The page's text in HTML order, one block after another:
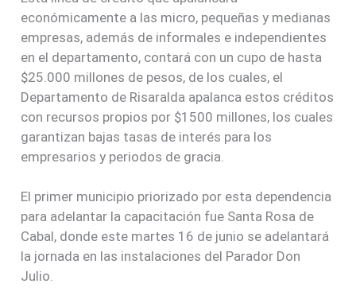
económicamente a las micro, pequeñas y medianas
empresas, además de informales e independientes
en el departamento, contará con un cupo de hasta
$25.000 millones de pesos, de los cuales, el
Departamento de Risaralda apalanca estos créditos
con recursos propios por $1500 millones, los cuales
garantizan bajas tasas de interés para los
empresarios y periodos de gracia.
El primer municipio priorizado por esta dependencia
para adelantar la capacitación fue Santa Rosa de
Cabal, donde este martes 16 de junio se adelantará
la jornada en las instalaciones del Parador Don
Julio.